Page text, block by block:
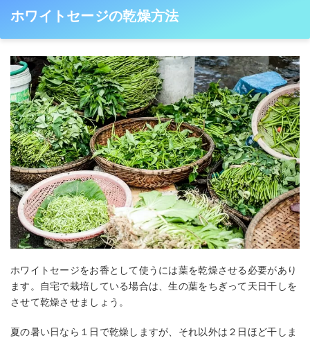
ホワイトセージの乾燥方法
ホワイトセージをお香として使うには葉を乾燥させる必要があり
ます。自宅で栽培している場合は、生の葉をちぎって天日干しを
させて乾燥させましょう。
夏の暑い日なら１日で乾燥しますが、それ以外は２日ほど干しま